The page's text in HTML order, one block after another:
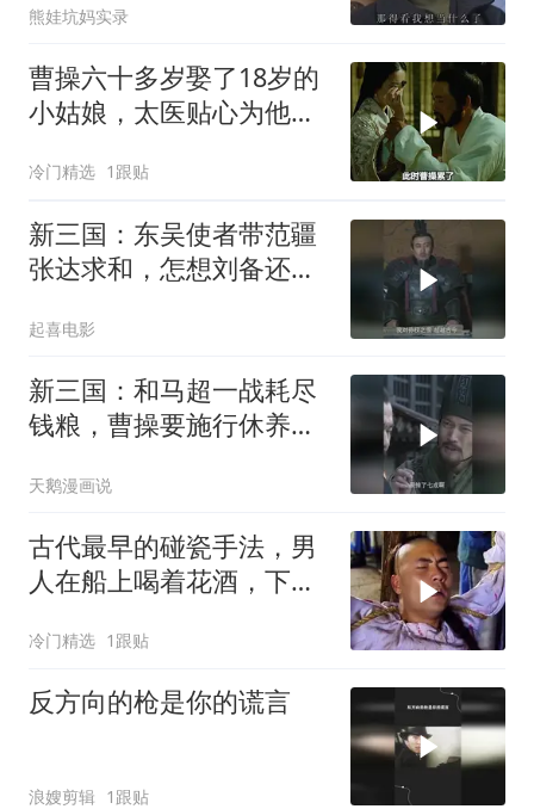
熊娃坑妈实录
曹操六十多岁娶了18岁的
小姑娘，太医贴心为他寻
冷门精选 1跟贴
新三国：东吴使者带范疆
张达求和，怎想刘备还在
起喜电影
新三国：和马超一战耗尽
钱粮，曹操要施行休养生
天鹅漫画说
古代最早的碰瓷手法，男
人在船上喝着花酒，下一
冷门精选 1跟贴
反方向的枪是你的谎言
浪嫂剪辑 1跟贴